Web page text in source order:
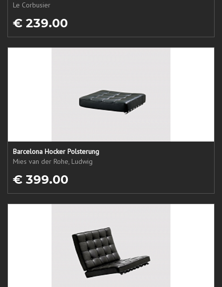
Le Corbusier
€ 239.00
Barcelona Hocker Polsterung
Mies van der Rohe, Ludwig
€ 399.00